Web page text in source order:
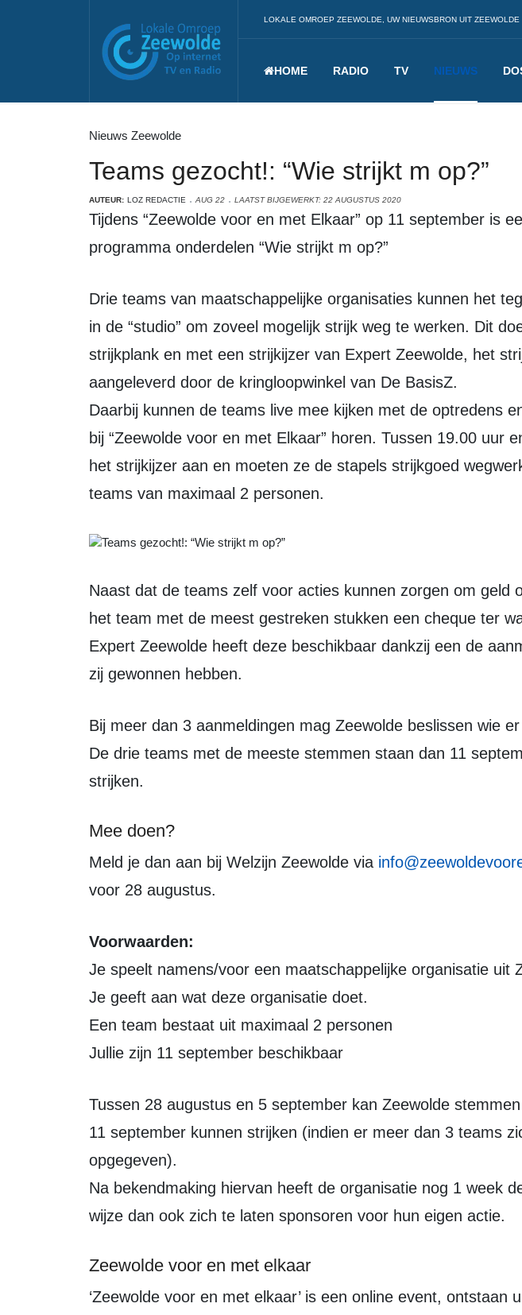
LOKALE OMROEP ZEEWOLDE, UW NIEUWSBRON UIT ZEEWOLDE
HOME RADIO TV NIEUWS
Nieuws Zeewolde
Teams gezocht!: “Wie strijkt m op?”
AUTEUR: LOZ REDACTIE AUG 22 LAATST BIJGEWERKT: 22 AUGUSTUS 2020
Tijdens “Zeewolde voor en met Elkaar” op 11 september is een van de
programma onderdelen “Wie strijkt m op?”
Drie teams van maatschappelijke organisaties kunnen het tegen elkaar opnemen
in de “studio” om zoveel mogelijk strijk weg te werken. Dit
strijkplank en met een strijkijzer van Expert Zeewolde, het
aangeleverd door de kringloopwinkel van De BasisZ.
Daarbij kunnen de teams live mee kijken met de optredens
bij “Zeewolde voor en met Elkaar” horen. Tussen 19.00 uur
het strijkijzer aan en moeten ze de stapels strijkgoed
teams van maximaal 2 personen.
Naast dat de teams zelf voor acties kunnen zorgen om geld op te halen, krijgt
het team met de meest gestreken stukken een cheque ter
Expert Zeewolde heeft deze beschikbaar dankzij een de
zij gewonnen hebben.
Bij meer dan 3 aanmeldingen mag Zeewolde beslissen wie er deel mag nemen.
De drie teams met de meeste stemmen staan dan 11
strijken.
Mee doen?
Meld je dan aan bij Welzijn Zeewolde via
voor 28 augustus.
Voorwaarden:
Je speelt namens/voor een maatschappelijke organisatie uit
Je geeft aan wat deze organisatie doet.
Een team bestaat uit maximaal 2 personen
Jullie zijn 11 september beschikbaar
Tussen 28 augustus en 5 september kan Zeewolde stemmen welke organisaties
11 september kunnen strijken (indien er meer dan 3 teams
opgegeven).
Na bekendmaking hiervan heeft de organisatie nog 1 week
wijze dan ook zich te laten sponsoren voor hun eigen actie.
Zeewolde voor en met elkaar
‘Zeewolde voor en met elkaar’ is een online event, ontstaan uit een unieke